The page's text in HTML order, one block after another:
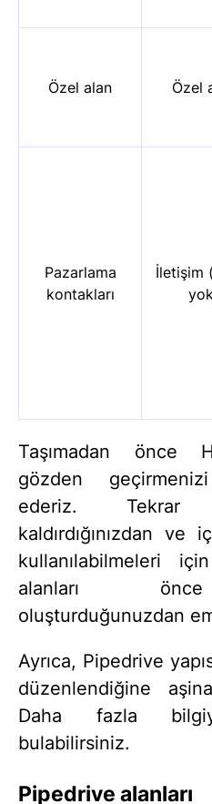
Özel alan Özel
Pazarlama
kontakları
İletişim
Taşımadan önce
gözden
ederiz. Tekrar
kaldırdığınızdan ve
kullanılabilmeleri
alanları
oluşturduğunuzdan
Ayrıca, Pipedrive
düzenlendiğine
Daha fazla
bulabilirsiniz.
Pipedrive alanları